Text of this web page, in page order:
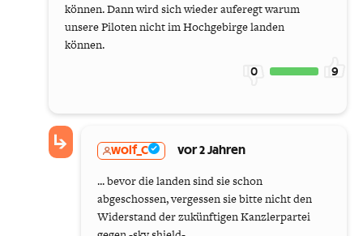
können. Dann wird sich wieder auferegt warum
unsere Piloten nicht im Hochgebirge landen
können.
0 9
wolf_C vor 2 Jahren
... bevor die landen sind sie schon
abgeschossen, vergessen sie bitte nicht den
Widerstand der zukünftigen Kanzlerpartei